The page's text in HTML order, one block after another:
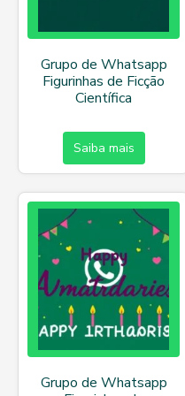
Grupo de Whatsapp
Figurinhas de Ficção
Científica
Saiba mais
Grupo de Whatsapp